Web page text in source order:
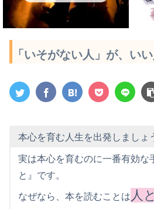
「いそがない人」が、い
本心を育む人生を出発しましょ
実は本心を育むのに一番有効な
と』です。
なぜなら、本を読むことは 人